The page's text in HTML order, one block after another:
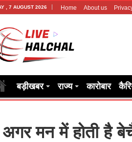
, 7 AUGUST 2026 Home About us
बड़ीखबर राज्य कारोबार
अगर मन में होती है